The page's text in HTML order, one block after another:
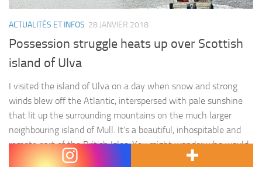
ACTUALITÉS ET INFOS 28 JANVIER 2018
Possession struggle heats up over Scottish
island of Ulva
I visited the island of Ulva on a day when snow and strong
winds blew off the Atlantic, interspersed with pale sunshine
that lit up the surrounding mountains on the much larger
neighbouring island of Mull. It’s a beautiful, inhospitable and
remote part of the British Isles. You might wonder who would
choose to live…